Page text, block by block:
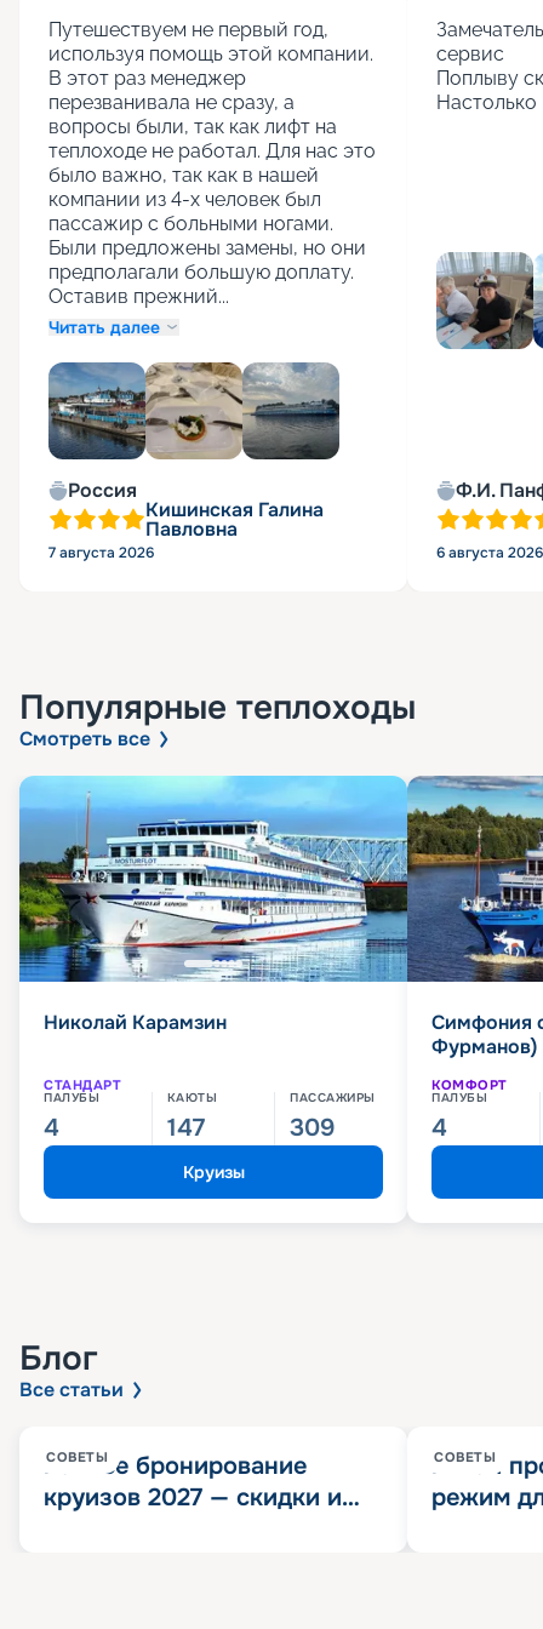
Путешествуем не первый год,
используя помощь этой компании.
В этот раз менеджер
перезванивала не сразу, а
вопросы были, так как лифт на
теплоходе не работал. Для нас это
было важно, так как в нашей
компании из 4-х человек был
пассажир с больными ногами.
Были предложены замены, но они
предполагали большую доплату.
Оставив прежний...
Читать далее
Россия
Кишинская Галина
Павловна
7 августа 2026
сервис
Поплыву
Ф.И.
6 августа 2026
Популярные теплоходы
Смотреть все
Николай Карамзин
СТАНДАРТ
ПАЛУБЫ
4
КАЮТЫ
147
ПАССАЖИРЫ
309
Круизы
Симфония
Фурманов)
КОМФОРТ
ПАЛУБЫ
4
Блог
Все статьи
СОВЕТЫ
Раннее бронирование
круизов 2027 — скидки и
СОВЕТЫ
Китай
режим